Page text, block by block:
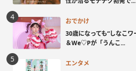
おでかけ
30歳になっても“しなこ
＆We♡Pが「うんこ...
エンタメ